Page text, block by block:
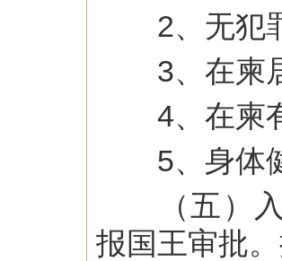
2、无犯
3、在柬
4、在柬有
5、身体健
（五）入
报国王审批